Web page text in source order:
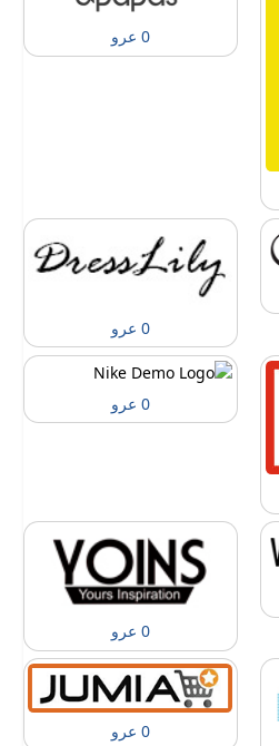
0 عرو
0 عرو
0 عرو
0 عرو
0 عرو